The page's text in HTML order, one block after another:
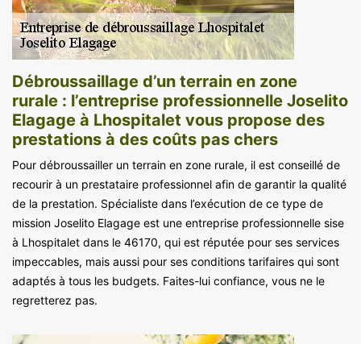
Débroussaillage d’un terrain en zone
rurale : l’entreprise professionnelle Joselito
Elagage à Lhospitalet vous propose des
prestations à des coûts pas chers
Pour débroussailler un terrain en zone rurale, il est conseillé de
recourir à un prestataire professionnel afin de garantir la qualité
de la prestation. Spécialiste dans l’exécution de ce type de
mission Joselito Elagage est une entreprise professionnelle sise
à Lhospitalet dans le 46170, qui est réputée pour ses services
impeccables, mais aussi pour ses conditions tarifaires qui sont
adaptés à tous les budgets. Faites-lui confiance, vous ne le
regretterez pas.